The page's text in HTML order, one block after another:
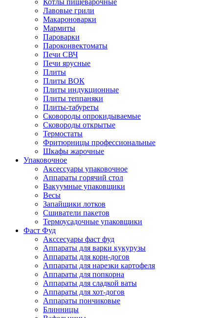
Лавовые грили
Макароноварки
Мармиты
Пароварки
Пароконвектоматы
Печи СВЧ
Печи ярусные
Плиты
Плиты ВОК
Плиты индукционные
Плиты теппаняки
Плиты-табуреты
Сковороды опрокидываемые
Сковороды открытые
Термостаты
Фритюрницы профессиональные
Шкафы жарочные
Упаковочное
Аксессуары упаковочное
Аппараты горячий стол
Вакуумные упаковщики
Весы
Запайщики лотков
Сшиватели пакетов
Термоусадочные упаковщики
Фаст Фуд
Акссесуары фаст фуд
Аппараты для варки кукурузы
Аппараты для корн-догов
Аппараты для нарезки картофеля
Аппараты для попкорна
Аппараты для сладкой ваты
Аппараты для хот-догов
Аппараты пончиковые
Блинницы